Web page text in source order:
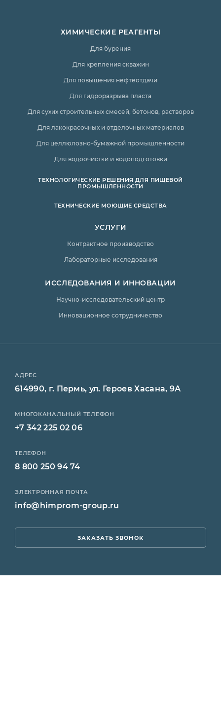
ХИМИЧЕСКИЕ РЕАГЕНТЫ
Для бурения
Для крепления скважин
Для повышения нефтеотдачи
Для гидроразрыва пласта
Для сухих строительных смесей, бетонов, растворов
Для лакокрасочных и отделочных материалов
Для целлюлозно-бумажной промышленности
Для водоочистки и водоподготовки
ТЕХНОЛОГИЧЕСКИЕ РЕШЕНИЯ ДЛЯ ПИЩЕВОЙ
ПРОМЫШЛЕННОСТИ
ТЕХНИЧЕСКИЕ МОЮЩИЕ СРЕДСТВА
УСЛУГИ
Контрактное производство
Лабораторные исследования
ИССЛЕДОВАНИЯ И ИННОВАЦИИ
Научно-исследовательский центр
Инновационное сотрудничество
АДРЕС
614990, г. Пермь, ул. Героев Хасана, 9А
МНОГОКАНАЛЬНЫЙ ТЕЛЕФОН
+7 342 225 02 06
ТЕЛЕФОН
8 800 250 94 74
ЭЛЕКТРОННАЯ ПОЧТА
info@himprom-group.ru
ЗАКАЗАТЬ ЗВОНОК